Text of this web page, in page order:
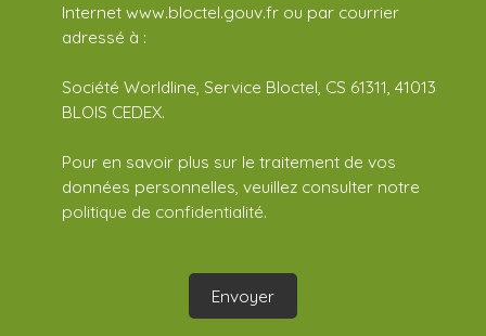
Internet www.bloctel.gouv.fr ou par courrier
adressé à :
Société Worldline, Service Bloctel, CS 61311, 41013
BLOIS CEDEX.
Pour en savoir plus sur le traitement de vos
données personnelles, veuillez consulter notre
politique de confidentialité.
Envoyer